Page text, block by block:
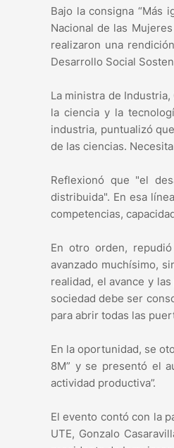
Bajo la consigna “Más
Nacional de las
realizaron una
Desarrollo Social
La ministra de
la ciencia y la
industria, puntualizó
de las ciencias.
Reflexionó que "el
distribuida". En esa
competencias,
En otro orden,
avanzado muchísimo,
realidad, el avance y
sociedad debe ser
para abrir todas las
En la oportunidad, se
8M” y se presentó el
actividad productiva”.
El evento contó con la
UTE, Gonzalo